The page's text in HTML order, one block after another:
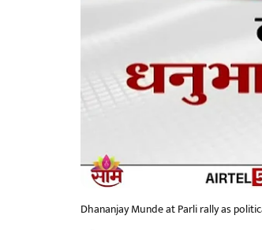
Dhananjay Munde at Parli rally as